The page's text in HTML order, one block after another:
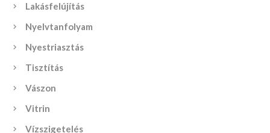
Lakásfelújítás
Nyelvtanfolyam
Nyestriasztás
Tisztítás
Vászon
Vitrin
Vízszigetelés